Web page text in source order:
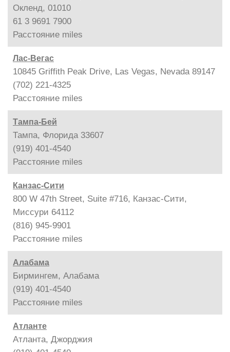
Окленд, 01010
61 3 9691 7900
Расстояние miles
Лас-Вегас
10845 Griffith Peak Drive, Las Vegas, Nevada 89147
(702) 221-4325
Расстояние miles
Тампа-Бей
Тампа, Флорида 33607
(919) 401-4540
Расстояние miles
Канзас-Сити
800 W 47th Street, Suite #716, Канзас-Сити,
Миссури 64112
(816) 945-9901
Расстояние miles
Алабама
Бирмингем, Алабама
(919) 401-4540
Расстояние miles
Атланте
Атланта, Джорджия